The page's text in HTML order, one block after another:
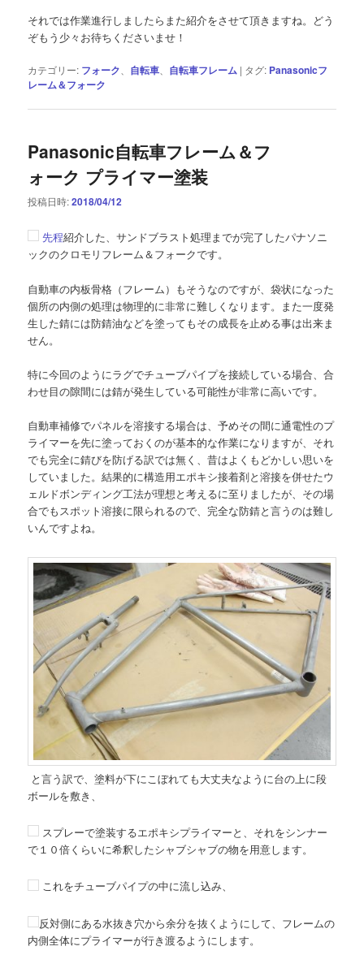
それでは作業進行しましたらまた紹介をさせて頂きますね。どう
ぞもう少々お待ちくださいませ！
カテゴリー: フォーク 自転車 自転車フレーム | タグ: Panasonicフ
レーム＆フォーク
Panasonic自転車フレーム＆フ
ォーク プライマー塗装
投稿日時:2018/04/12
先程紹介した、サンドブラスト処理までが完了したパナソニ
ックのクロモリフレーム＆フォークです。
自動車の内板骨格（フレーム）もそうなのですが、袋状になった
個所の内側の処理は物理的に非常に難しくなります。また一度発
生した錆には防錆油などを塗ってもその成長を止める事は出来ま
せん。
特に今回のようにラグでチューブパイプを接続している場合、合
わせ目の隙間には錆が発生している可能性が非常に高いです。
自動車補修でパネルを溶接する場合は、予めその間に通電性のプ
ライマーを先に塗っておくのが基本的な作業になりますが、それ
でも完全に錆びを防げる訳では無く、昔はよくもどかしい思いを
していました。結果的に構造用エポキシ接着剤と溶接を併せたウ
ェルドボンディング工法が理想と考えるに至りましたが、その場
合でもスポット溶接に限られるので、完全な防錆と言うのは難し
いんですよね。
と言う訳で、塗料が下にこぼれても大丈夫なように台の上に段
ボールを敷き、
スプレーで塗装するエポキシプライマーと、それをシンナー
で１０倍くらいに希釈したシャブシャブの物を用意します。
これをチューブパイプの中に流し込み、
反対側にある水抜き穴から余分を抜くようにして、フレームの
内側全体にプライマーが行き渡るようにします。